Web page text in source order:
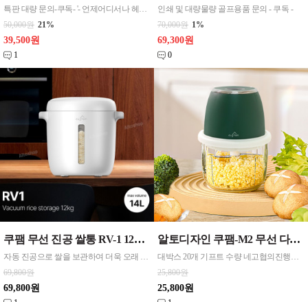
특판 대량 문의-쿠독- '- 언제어디서나 헤어 스타일링이 가능한 무선브러쉬고데기 - 최대온도 200도로 예열속도가 빠르고 열이 고르게 확산됩니다 - 스마트한 자동 전원 차단 : 켜두고 20분이 지나면 전원이 자동으로 꺼집니다
50,000원 21%
39,500원
1
인쇄 및 대량물량 골프용품 문의 - 쿠독 -
70,000원 1%
69,300원
0
쿠팸 무선 진공 쌀통 RV-1 12KG(14L) 클리어화이트 1대 대량물량 협의 02-3775-3107
자동 진공으로 쌀을 보관하여 더욱 오래 쌀벌레 없이 쌀을 유지시켜줍니다 - 손쉬운 원터치 버튼으로 쉽게 진공의 상태로 만들수 있습니다 - 한번 충전으로 100여번 진공가능합니다.
69,800원
69,800원
알토디자인 쿠팸-M2 무선 다용도 미니 다지기 그린 1
대박스 20개 기프트 수량 네고협의진행합니다 쿠독 02-3775-3107 - 싸구려 플라스틱 재질이 아닌 강화유리 용기로 미세 플라스틱으로 부터 건강을 지키쟈 - 강력한 3단 6중 칼날로 더욱 미세하고 고르게 다져지는 재료들
25,800원
25,800원